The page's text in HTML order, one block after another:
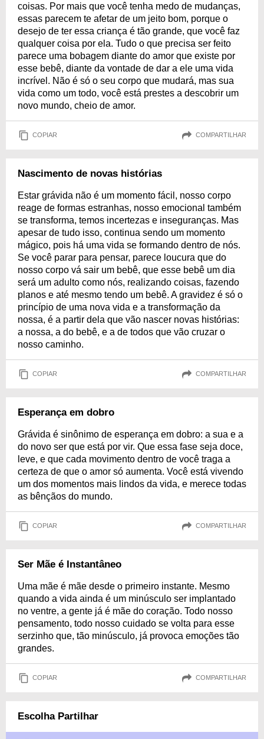
coisas. Por mais que você tenha medo de mudanças,
essas parecem te afetar de um jeito bom, porque o
desejo de ter essa criança é tão grande, que você faz
qualquer coisa por ela. Tudo o que precisa ser feito
parece uma bobagem diante do amor que existe por
esse bebê, diante da vontade de dar a ele uma vida
incrível. Não é só o seu corpo que mudará, mas sua
vida como um todo, você está prestes a descobrir um
novo mundo, cheio de amor.
COPIAR COMPARTILHAR
Nascimento de novas histórias
Estar grávida não é um momento fácil, nosso corpo
reage de formas estranhas, nosso emocional também
se transforma, temos incertezas e inseguranças. Mas
apesar de tudo isso, continua sendo um momento
mágico, pois há uma vida se formando dentro de nós.
Se você parar para pensar, parece loucura que do
nosso corpo vá sair um bebê, que esse bebê um dia
será um adulto como nós, realizando coisas, fazendo
planos e até mesmo tendo um bebê. A gravidez é só o
princípio de uma nova vida e a transformação da
nossa, é a partir dela que vão nascer novas histórias:
a nossa, a do bebê, e a de todos que vão cruzar o
nosso caminho.
COPIAR COMPARTILHAR
Esperança em dobro
Grávida é sinônimo de esperança em dobro: a sua e a
do novo ser que está por vir. Que essa fase seja doce,
leve, e que cada movimento dentro de você traga a
certeza de que o amor só aumenta. Você está vivendo
um dos momentos mais lindos da vida, e merece todas
as bênçãos do mundo.
COPIAR COMPARTILHAR
Ser Mãe é Instantâneo
Uma mãe é mãe desde o primeiro instante. Mesmo
quando a vida ainda é um minúsculo ser implantado
no ventre, a gente já é mãe do coração. Todo nosso
pensamento, todo nosso cuidado se volta para esse
serzinho que, tão minúsculo, já provoca emoções tão
grandes.
COPIAR COMPARTILHAR
Escolha Partilhar